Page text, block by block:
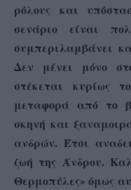
ρόλους και
σενάριο είναι
συμπεριλαμβάνει
Δεν μένει μόνο
στέκεται κυρίως
μεταφορά από το
σκηνή και
ανδρών. Έτσι
ζωή της Άνδρου.
Θερμοπύλες» όμως